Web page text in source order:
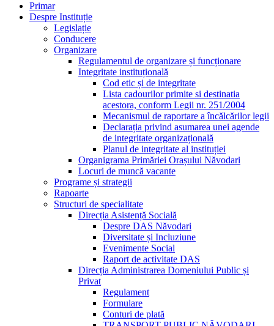
Primar
Despre Instituție
Legislație
Conducere
Organizare
Regulamentul de organizare și funcționare
Integritate instituțională
Cod etic și de integritate
Lista cadourilor primite si destinatia
acestora, conform Legii nr. 251/2004
Mecanismul de raportare a încălcărilor legii
Declarația privind asumarea unei agende
de integritate organizațională
Planul de integritate al instituției
Organigrama Primăriei Orașului Năvodari
Locuri de muncă vacante
Programe și strategii
Rapoarte
Structuri de specialitate
Direcția Asistență Socială
Despre DAS Năvodari
Diversitate și Incluziune
Evenimente Social
Raport de activitate DAS
Direcția Administrarea Domeniului Public și
Privat
Regulament
Formulare
Conturi de plată